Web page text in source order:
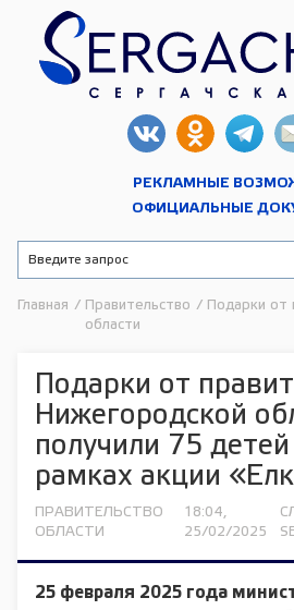
РЕКЛАМНЫЕ
ОФИЦИАЛЬНЫЕ
Главная /
Правительство
области
/ Подарки от
Подарки от
Нижегородской
получили 75
рамках акции
ПРАВИТЕЛЬСТВО
ОБЛАСТИ
18:04,
25/02/2025
25 февраля 2025 года